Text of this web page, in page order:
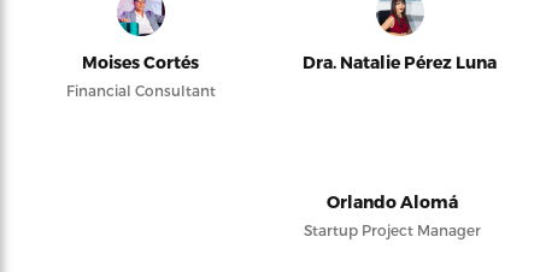
Moises Cortés
Financial Consultant
Dra. Natalie Pérez Luna
Orlando Alomá
Startup Project Manager